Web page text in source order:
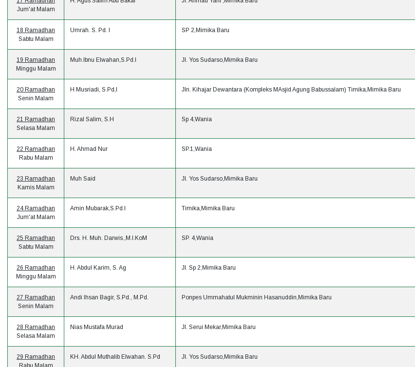
Jum'at Malam
18 Ramadhan
Sabtu Malam
Umrah. S. Pd. I SP 2,Mimika Baru
19 Ramadhan
Minggu Malam
Muh.Ibnu Elwahan,S.Pd.I Jl. Yos Sudarso,Mimika Baru
20 Ramadhan
Senin Malam
H Musriadi, S.Pd,I Jln. Kihajar Dewantara (Kompleks MAsjid Agung Babussalam) Timika,Mimika Baru
21 Ramadhan
Selasa Malam
Rizal Salim, S.H Sp 4,Wania
22 Ramadhan
Rabu Malam
H. Ahmad Nur SP.1,Wania
23 Ramadhan
Kamis Malam
Muh Said Jl. Yos Sudarso,Mimika Baru
24 Ramadhan
Jum'at Malam
Amin Mubarak,S.Pd.I Timika,Mimika Baru
25 Ramadhan
Sabtu Malam
Drs. H. Muh. Darwis.,M.I.KoM SP. 4,Wania
26 Ramadhan
Minggu Malam
H. Abdul Karim, S. Ag Jl. Sp 2,Mimika Baru
27 Ramadhan
Senin Malam
Andi Ihsan Bagir, S.Pd., M.Pd. Ponpes Ummahatul Mukminin Hasanuddin,Mimika Baru
28 Ramadhan
Selasa Malam
Nias Mustafa Murad Jl. Serui Mekar,Mimika Baru
29 Ramadhan
Rabu Malam
KH. Abdul Muthalib Elwahan. S.Pd Jl. Yos Sudarso,Mimika Baru